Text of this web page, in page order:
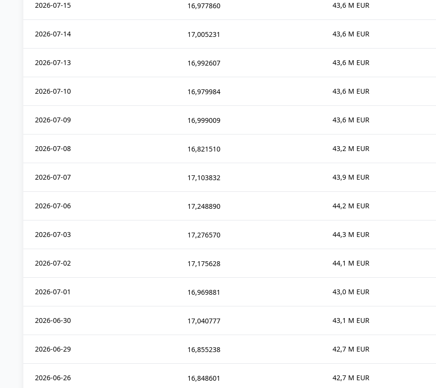
2026-07-15 16,977860 43,6 M EUR
2026-07-14 17,005231 43,6 M EUR
2026-07-13 16,992607 43,6 M EUR
2026-07-10 16,979984 43,6 M EUR
2026-07-09 16,999009 43,6 M EUR
2026-07-08 16,821510 43,2 M EUR
2026-07-07 17,103832 43,9 M EUR
2026-07-06 17,248890 44,2 M EUR
2026-07-03 17,276570 44,3 M EUR
2026-07-02 17,175628 44,1 M EUR
2026-07-01 16,969881 43,0 M EUR
2026-06-30 17,040777 43,1 M EUR
2026-06-29 16,855238 42,7 M EUR
2026-06-26 16,848601 42,7 M EUR